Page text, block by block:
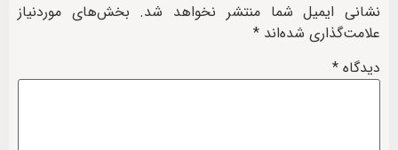
نشانی ایمیل شما منتشر نخواهد شد. بخش‌های موردنیاز
علامت‌گذاری شده‌اند *
دیدگاه *